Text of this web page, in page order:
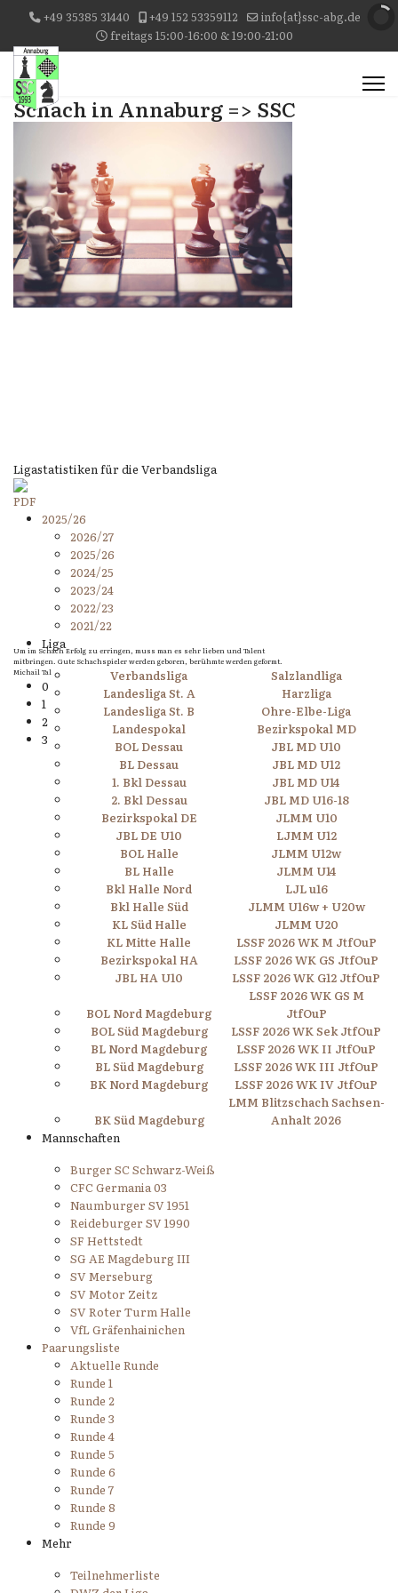
+49 35385 31440 +49 152 53359112
info{at}ssc-abg.de
freitags 15:00-16:00 & 19:00-21:00
Schach in Annaburg => SSC
Um im Schach Erfolg zu erringen, muss man es sehr lieben und Talent
mitbringen. Gute Schachspieler werden geboren, berühmte werden geformt.
Michail Tal
0
1
2
3
Ligastatistiken für die Verbandsliga
2025/26
2026/27
2025/26
2024/25
2023/24
2022/23
2021/22
Liga
Verbandsliga
Salzlandliga
Landesliga St. A
Harzliga
Landesliga St. B
Ohre-Elbe-Liga
Landespokal
Bezirkspokal MD
BOL Dessau
JBL MD U10
BL Dessau
JBL MD U12
1. Bkl Dessau
JBL MD U14
2. Bkl Dessau
JBL MD U16-18
Bezirkspokal DE
JLMM U10
JBL DE U10
LJMM U12
BOL Halle
JLMM U12w
BL Halle
JLMM U14
Bkl Halle Nord
LJL u16
Bkl Halle Süd
JLMM U16w + U20w
KL Süd Halle
JLMM U20
KL Mitte Halle
LSSF 2026 WK M JtfOuP
Bezirkspokal HA
LSSF 2026 WK GS JtfOuP
JBL HA U10
LSSF 2026 WK G12 JtfOuP
BOL Nord Magdeburg
LSSF 2026 WK GS M
JtfOuP
BOL Süd Magdeburg
LSSF 2026 WK Sek JtfOuP
BL Nord Magdeburg
LSSF 2026 WK II JtfOuP
BL Süd Magdeburg
LSSF 2026 WK III JtfOuP
BK Nord Magdeburg
LSSF 2026 WK IV JtfOuP
BK Süd Magdeburg
LMM Blitzschach Sachsen-
Anhalt 2026
Mannschaften
Burger SC Schwarz-Weiß
CFC Germania 03
Naumburger SV 1951
Reideburger SV 1990
SF Hettstedt
SG AE Magdeburg III
SV Merseburg
SV Motor Zeitz
SV Roter Turm Halle
VfL Gräfenhainichen
Paarungsliste
Aktuelle Runde
Runde 1
Runde 2
Runde 3
Runde 4
Runde 5
Runde 6
Runde 7
Runde 8
Runde 9
Mehr
Teilnehmerliste